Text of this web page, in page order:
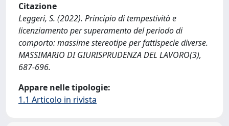
Citazione
Leggeri, S. (2022). Principio di tempestività e
licenziamento per superamento del periodo di
comporto: massime stereotipe per fattispecie diverse.
MASSIMARIO DI GIURISPRUDENZA DEL LAVORO(3),
687-696.
Appare nelle tipologie:
1.1 Articolo in rivista